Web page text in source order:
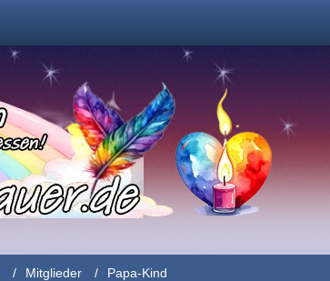
Mitglieder Papa-Kind